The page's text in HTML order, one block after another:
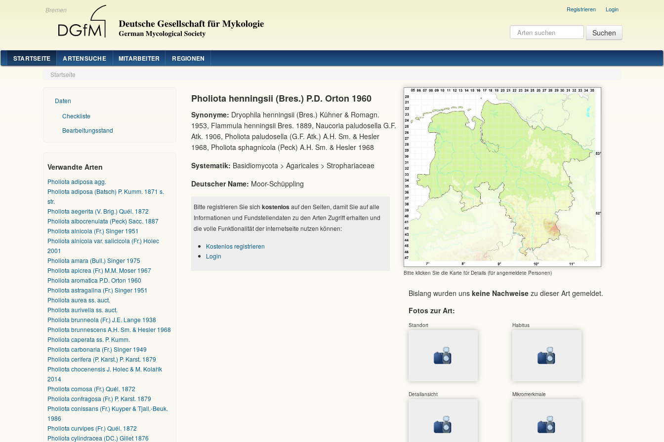
Bremen Registrieren Login
STARTSEITE ARTENSUCHE MITARBEITER REGIONEN
Startseite
Daten
Checkliste
Bearbeitungsstand
Verwandte Arten
Pholiota adiposa agg.
Pholiota adiposa (Batsch) P. Kumm. 1871 s.
str.
Pholiota aegerita (V. Brig.) Quél. 1872
Pholiota albocrenulata (Peck) Sacc. 1887
Pholiota alnicola (Fr.) Singer 1951
Pholiota alnicola var. salicicola (Fr.) Holec
2001
Pholiota amara (Bull.) Singer 1975
Pholiota apicrea (Fr.) M.M. Moser 1967
Pholiota aromatica P.D. Orton 1960
Pholiota astragalina (Fr.) Singer 1951
Pholiota aurea ss. auct.
Pholiota aurivella ss. auct.
Pholiota brunneola (Fr.) J.E. Lange 1938
Pholiota brunnescens A.H. Sm. & Hesler 1968
Pholiota caperata ss. P. Kumm.
Pholiota carbonaria (Fr.) Singer 1949
Pholiota cerifera (P. Karst.) P. Karst. 1879
Pholiota chocenensis J. Holec & M. Kolařík
2014
Pholiota comosa (Fr.) Quél. 1872
Pholiota confragosa (Fr.) P. Karst. 1879
Pholiota conissans (Fr.) Kuyper & Tjall.-Beuk.
1986
Pholiota curvipes (Fr.) Quél. 1872
Pholiota cylindracea (DC.) Gillet 1876
Bitte klicken Sie die Karte für Details (für angemeldete Personen)
Bislang wurden uns keine Nachweise zu dieser Art gemeldet.
Fotos zur Art:
Standort Habitus
Detailansicht Mikromerkmale
Pholiota henningsii (Bres.) P.D. Orton 1960
Synonyme: Dryophila henningsii (Bres.) Kühner & Romagn.
1953, Flammula henningsii Bres. 1889, Naucoria paludosella G.F.
Atk. 1906, Pholiota paludosella (G.F. Atk.) A.H. Sm. & Hesler
1968, Pholiota sphagnicola (Peck) A.H. Sm. & Hesler 1968
Systematik: Basidiomycota > Agaricales > Strophariaceae
Deutscher Name: Moor-Schüppling
Bitte registrieren Sie sich kostenlos auf den Seiten, damit Sie auf alle
Informationen und Fundstellendaten zu den Arten Zugriff erhalten und
die volle Funktionalität der internetseite nutzen können:
Kostenlos registrieren
Login